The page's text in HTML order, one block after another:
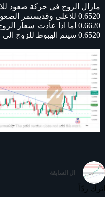
مازال الزوج فى حركة صعود
0.6520 للاعلى وقديستمر
0.6620 اما اذا عادت
0.6520 سيتم الهبوط للزوج الى الدعم 0.6450
ال السابقة
اترك ردّاً